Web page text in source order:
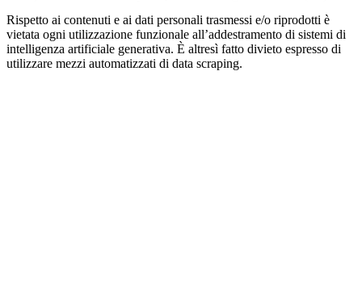
Rispetto ai contenuti e ai dati personali trasmessi e/o riprodotti è
vietata ogni utilizzazione funzionale all’addestramento di sistemi di
intelligenza artificiale generativa. È altresì fatto divieto espresso di
utilizzare mezzi automatizzati di data scraping.